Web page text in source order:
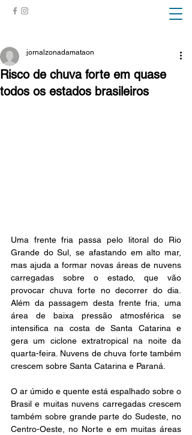
Risco de chuva forte em quase
todos os estados brasileiros
jornalzonadamataon
Uma frente fria passa pelo litoral do Rio
Grande do Sul, se afastando em alto mar,
mas ajuda a formar novas áreas de nuvens
carregadas sobre o estado, que vão
provocar chuva forte no decorrer do dia.
Além da passagem desta frente fria, uma
área de baixa pressão atmosférica se
intensifica na costa de Santa Catarina e
gera um ciclone extratropical na noite da
quarta-feira. Nuvens de chuva forte também
crescem sobre Santa Catarina e Paraná.
O ar úmido e quente está espalhado sobre o
Brasil e muitas nuvens carregadas crescem
também sobre grande parte do Sudeste, no
Centro-Oeste, no Norte e em muitas áreas